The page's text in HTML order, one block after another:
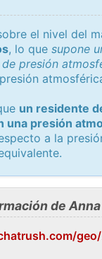
el nivel del
, lo quesupone
de presión
un residente
una presión
a la
de Anna